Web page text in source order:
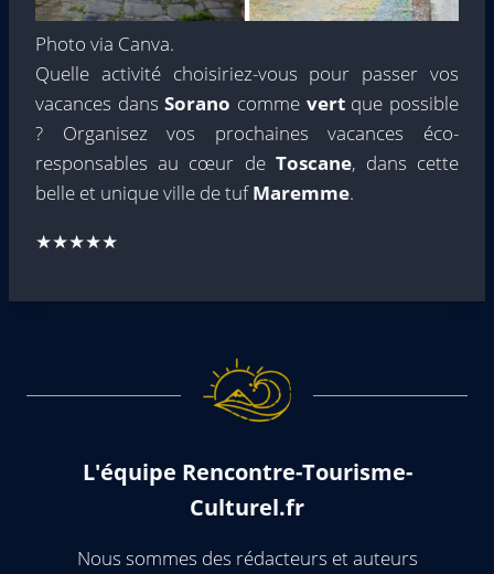
Photo via Canva.
Quelle activité choisiriez-vous pour passer vos
vacances dansSorano comme vertque possible
? Organisez vos prochaines vacances éco-
responsables au cœur de Toscane, dans cette
belle et unique ville de tufMaremme.
★★★★★
L'équipe Rencontre-Tourisme-
Culturel.fr
Nous sommes des rédacteurs et auteurs